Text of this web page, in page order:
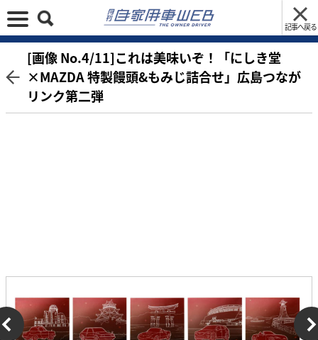
記事へ戻る
[画像 No.4/11]これは美味いぞ！「にしき堂
×MAZDA 特製饅頭&もみじ詰合せ」広島つなが
リンク第二弾